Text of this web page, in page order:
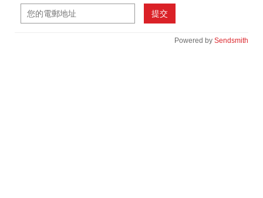
提交
Powered by Sendsmith